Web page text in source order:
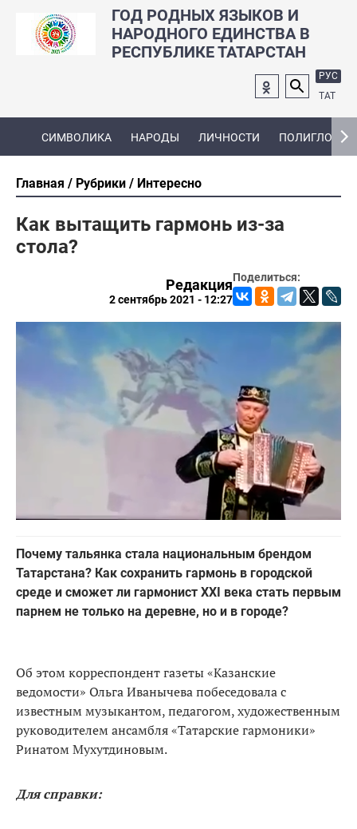
ГОД РОДНЫХ ЯЗЫКОВ И
НАРОДНОГО ЕДИНСТВА В
РЕСПУБЛИКЕ ТАТАРСТАН
РУС
ТАТ
СИМВОЛИКА НАРОДЫ ЛИЧНОСТИ ПОЛИГЛОТ
Главная Рубрики Интересно
Как вытащить гармонь из-за
стола?
Поделиться:
Редакция
2 сентябрь 2021 - 12:27
Почему тальянка стала национальным брендом
Татарстана? Как cохранить гармонь в городской
среде и сможет ли гармонист XXI века стать первым
парнем не только на деревне, но и в городе?
Об этом корреспондент газеты «Казанские
ведомости» Ольга Иванычева побеседовала с
известным музыкантом, педагогом, художественным
руководителем ансамбля «Татарские гармоники»
Ринатом Мухутдиновым.
Для справки: